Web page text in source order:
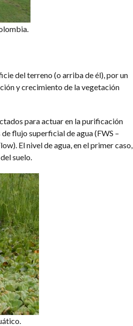
del terreno (o arriba de él), por un
y crecimiento de la vegetación
para actuar en la purificación
flujo superficial de agua (FWS –
El nivel de agua, en el primer caso,
suelo.